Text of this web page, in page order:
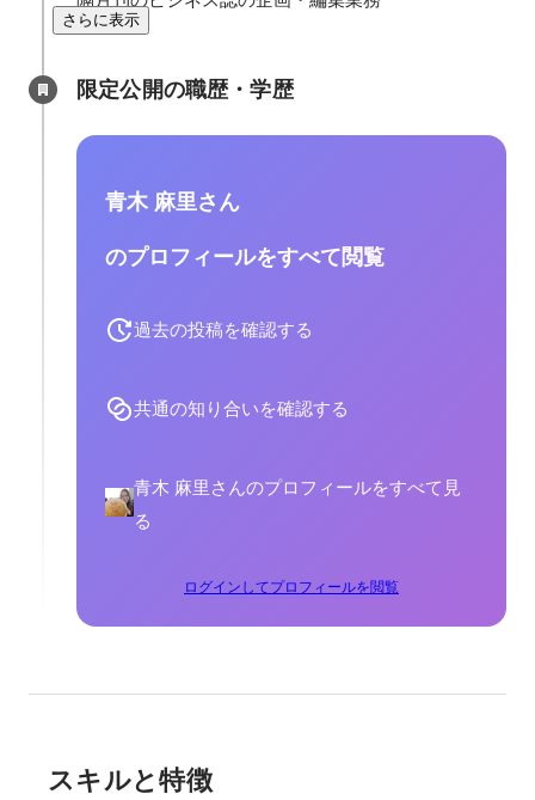
さらに表示
限定公開の職歴・学歴
青木 麻里さん
のプロフィールをすべて閲覧
過去の投稿を確認する
共通の知り合いを確認する
青木 麻里さんのプロフィールをすべて見
る
ログインしてプロフィールを閲覧
スキルと特徴